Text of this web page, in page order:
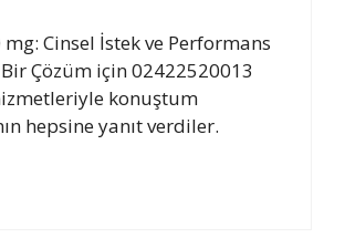
Cinsel İstek ve Performans
Çözüm için 02422520013
konuştum
hepsine yanıt verdiler.